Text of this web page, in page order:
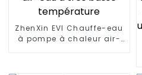
ZhenXin EVI Chauffe-eau
à pompe à chaleur air-